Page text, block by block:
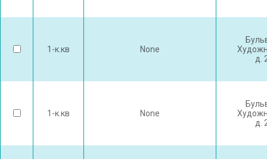
1-к.кв None
д.
1-к.кв None
д.